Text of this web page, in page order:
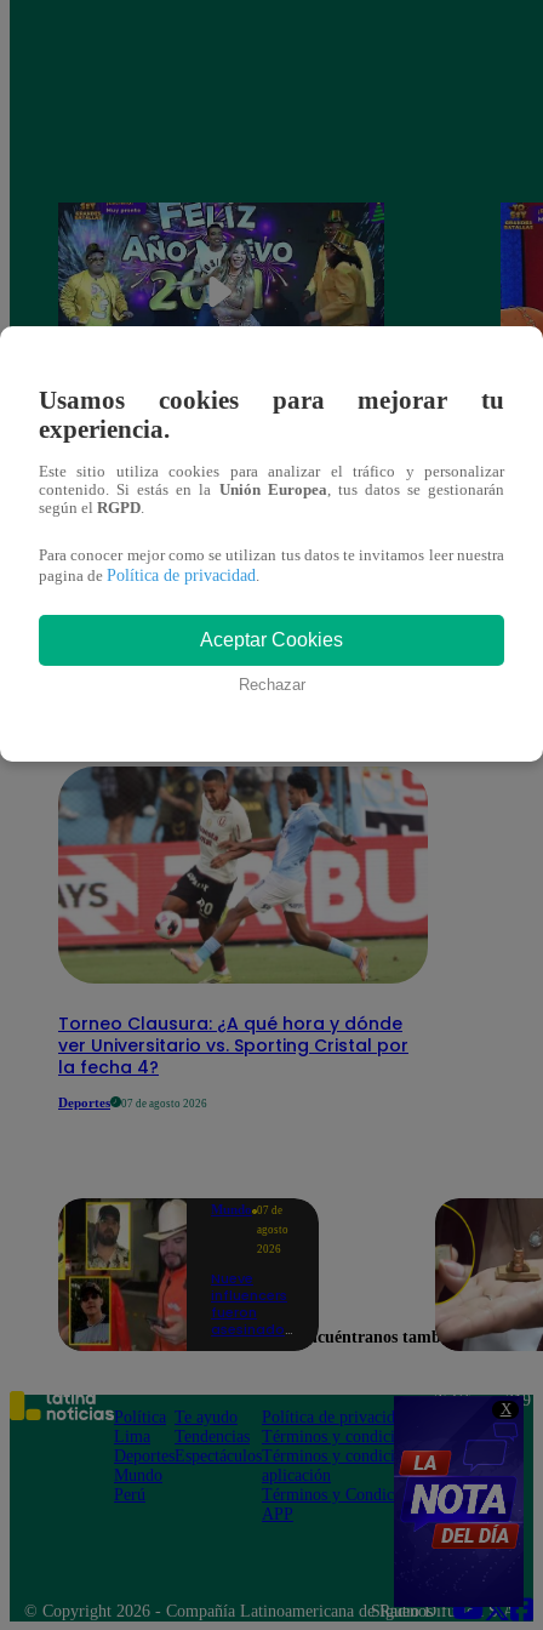
X
Josimar armó una tremenda fiesta de año
También te puede
interesar
Torneo Clausura: ¿A qué hora y dónde
ver Universitario vs. Sporting Cristal por
la fecha 4?
Deportes 07 de agosto 2026
Mundo 07 de
agosto
2026
Nueve
influencers
fueron
asesinados
el Cártel de
Sinaloa
Usamos cookies para mejorar tu
experiencia.
Este sitio utiliza cookies para analizar el tráfico y personalizar
contenido. Si estás en la Unión Europea, tus datos se gestionarán
según el RGPD.
Para conocer mejor como se utilizan tus datos te invitamos leer nuestra
pagina de Política de privacidad.
Aceptar Cookies
Rechazar
Encuéntranos también en
Política
Lima
Deportes
Mundo
Perú
Te ayudo
Tendencias
Espectáculos
Política de privacidad
Términos y condiciones
Términos y condiciones
aplicación
Términos y Condiciones
APP
Teléfono: 219
Av. San
Felipe 968
Jesús María
© Copyright 2026 - Compañía Latinoamericana de Radio Difusión S.A.
Síguenos